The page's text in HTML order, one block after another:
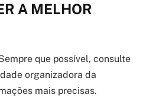
A MELHOR
que possível, consulte
organizadora da
mais precisas.